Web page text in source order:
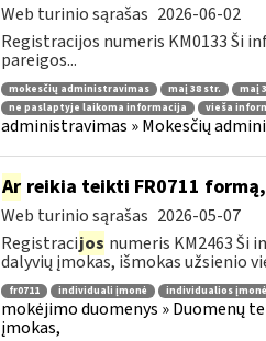
Web turinio sąrašas 2026-06-02
Registracijos numeris KM0133 Ši
pareigos...
mokesčių administravimas maį 38 str. maį
ne paslaptyje laikoma informacija
vieša
administravimas » Mokesčių
Arreikia teikti FR0711
Web turinio sąrašas 2026-05-07
Registracijos numeris KM2463 Ši
dalyvių įmokas, išmokas užsienio
fr0711 individuali įmonė individualios
mokėjimo duomenys » Duomenų
įmokas,